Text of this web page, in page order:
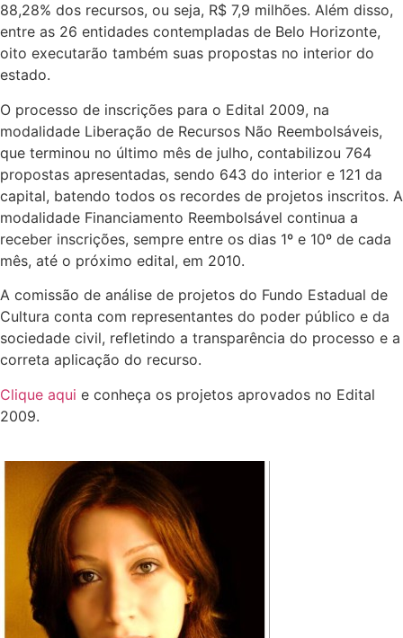
88,28% dos recursos, ou seja, R$ 7,9 milhões. Além disso,
entre as 26 entidades contempladas de Belo Horizonte,
oito executarão também suas propostas no interior do
estado.
O processo de inscrições para o Edital 2009, na
modalidade Liberação de Recursos Não Reembolsáveis,
que terminou no último mês de julho, contabilizou 764
propostas apresentadas, sendo 643 do interior e 121 da
capital, batendo todos os recordes de projetos inscritos. A
modalidade Financiamento Reembolsável continua a
receber inscrições, sempre entre os dias 1º e 10º de cada
mês, até o próximo edital, em 2010.
A comissão de análise de projetos do Fundo Estadual de
Cultura conta com representantes do poder público e da
sociedade civil, refletindo a transparência do processo e a
correta aplicação do recurso.
Clique aqui e conheça os projetos aprovados no Edital
2009.